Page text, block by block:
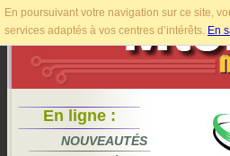
En poursuivant votre navigation sur ce site,
services adaptés à vos centres d’intérêts. En
En ligne :
NOUVEAUTÉS